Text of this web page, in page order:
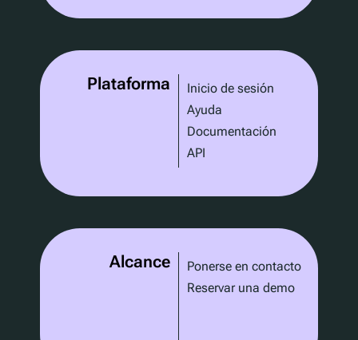
Plataforma
Inicio de sesión
Ayuda
Documentación
API
Alcance
Ponerse en contacto
Reservar una demo